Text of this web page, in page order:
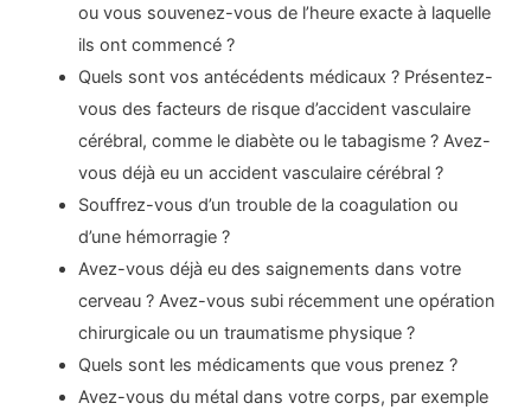
ou vous souvenez-vous de l’heure exacte à laquelle
ils ont commencé ?
Quels sont vos antécédents médicaux ? Présentez-
vous des facteurs de risque d’accident vasculaire
cérébral, comme le diabète ou le tabagisme ? Avez-
vous déjà eu un accident vasculaire cérébral ?
Souffrez-vous d’un trouble de la coagulation ou
d’une hémorragie ?
Avez-vous déjà eu des saignements dans votre
cerveau ? Avez-vous subi récemment une opération
chirurgicale ou un traumatisme physique ?
Quels sont les médicaments que vous prenez ?
Avez-vous du métal dans votre corps, par exemple